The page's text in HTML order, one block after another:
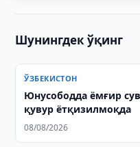
Шунингдек ўқинг
ЎЗБЕКИСТОН
Юнусободда ёмғир
қувур ётқизилмоқда
08/08/2026